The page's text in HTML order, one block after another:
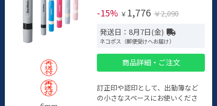
-15% ￥ 1,776 ￥2,090
発送日：8月7日(金)
ネコポス（郵便受けへお届け）
商品詳細・ご注文
訂正印や認印として、出勤簿など
の小さなスペースにお使いくださ